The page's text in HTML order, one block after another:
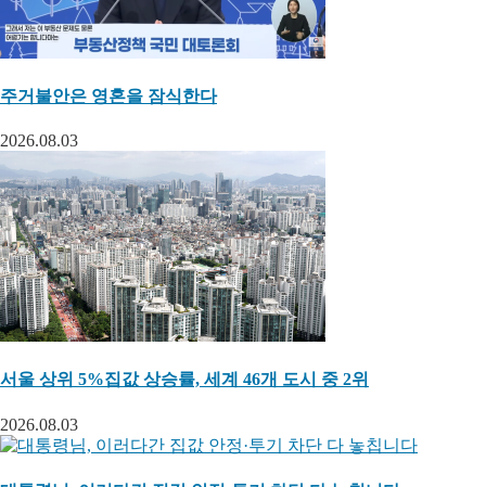
주거불안은 영혼을 잠식한다
2026.08.03
서울 상위 5%집값 상승률, 세계 46개 도시 중 2위
2026.08.03